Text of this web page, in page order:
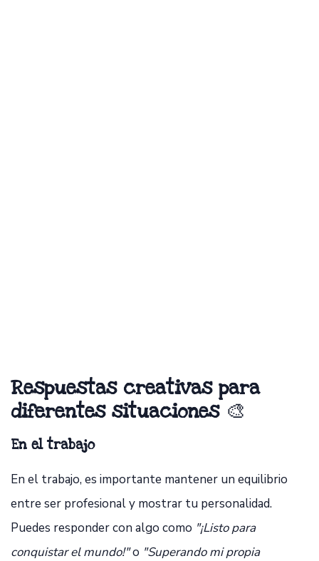
Respuestas creativas para
diferentes situaciones🎨
En el trabajo
En el trabajo, es importante mantener un equilibrio
entre ser profesional y mostrar tu personalidad.
Puedes responder con algo como "¡Listo para
conquistar el mundo!"o "Superando mi propia